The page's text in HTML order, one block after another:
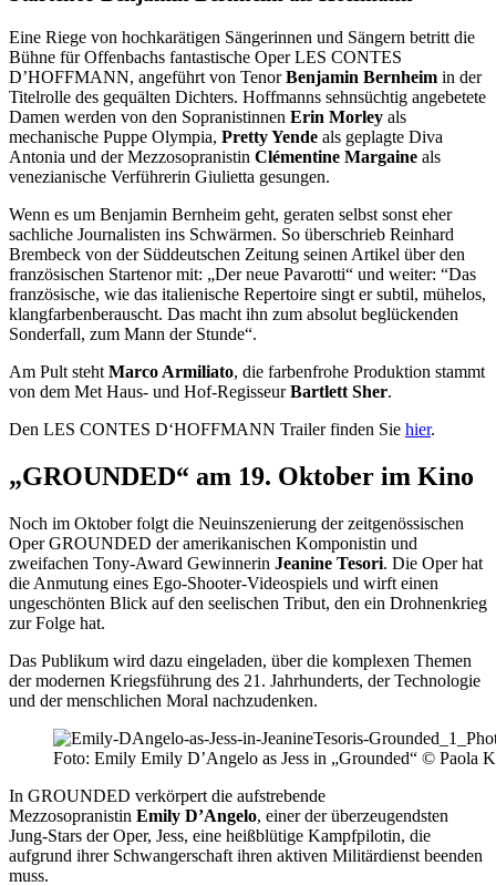
Eine Riege von hochkarätigen Sängerinnen und Sängern betritt die
Bühne für Offenbachs fantastische Oper LES CONTES
D’HOFFMANN, angeführt von TenorBenjamin Bernheim in der
Titelrolle des gequälten Dichters. Hoffmanns sehnsüchtig angebetete
Damen werden von den Sopranistinnen Erin Morley als
mechanische Puppe Olympia, Pretty Yende als geplagte Diva
Antonia und der Mezzosopranistin Clémentine Margaine als
venezianische Verführerin Giulietta gesungen.
Wenn es um Benjamin Bernheim geht, geraten selbst sonst eher
sachliche Journalisten ins Schwärmen. So überschrieb Reinhard
Brembeck von der Süddeutschen Zeitung seinen Artikel über den
französischen Startenor mit: „Der neue Pavarotti“ und weiter: “Das
französische, wie das italienische Repertoire singt er subtil, mühelos,
klangfarbenberauscht. Das macht ihn zum absolut beglückenden
Sonderfall, zum Mann der Stunde“.
Am Pult steht Marco Armiliato, die farbenfrohe Produktion stammt
von dem Met Haus- und Hof-RegisseurBartlett Sher.
Den LES CONTES D‘HOFFMANN Trailer finden Sie hier.
„GROUNDED“ am 19. Oktober im Kino
Noch im Oktober folgt die Neuinszenierung der zeitgenössischen
Oper GROUNDED der amerikanischen Komponistin und
zweifachen Tony-Award Gewinnerin Jeanine Tesori. Die Oper hat
die Anmutung eines Ego-Shooter-Videospiels und wirft einen
ungeschönten Blick auf den seelischen Tribut, den ein Drohnenkrieg
zur Folge hat.
Das Publikum wird dazu eingeladen, über die komplexen Themen
der modernen Kriegsführung des 21. Jahrhunderts, der Technologie
und der menschlichen Moral nachzudenken.
Foto: Emily Emily D’Angelo as Jess in „Grounded“ © Paola
In GROUNDED verkörpert die aufstrebende
Mezzosopranistin Emily D’Angelo, einer der überzeugendsten
Jung-Stars der Oper, Jess, eine heißblütige Kampfpilotin, die
aufgrund ihrer Schwangerschaft ihren aktiven Militärdienst beenden
muss.